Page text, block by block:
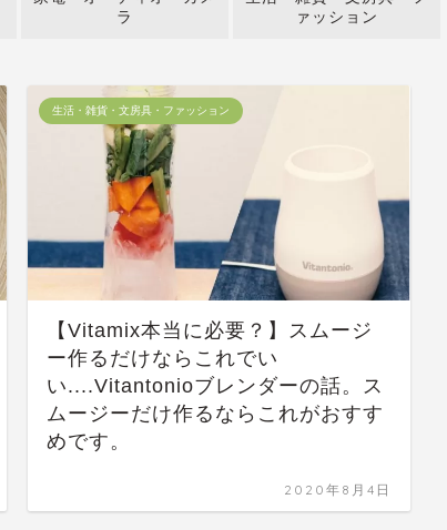
ラ
ァッション
生活・雑貨・文房具・ファッション
【Vitamix本当に必要？】スムージ
ー作るだけならこれでい
い....Vitantonioブレンダーの話。ス
ムージーだけ作るならこれがおすす
めです。
2020年8月4日